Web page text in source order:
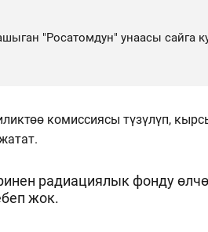
"Росатомдун" унаасы сайга
комиссиясы түзүлүп,
радиациялык фонду
жок.